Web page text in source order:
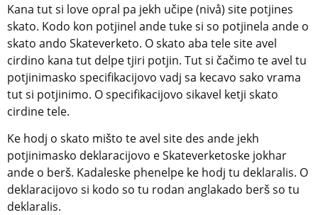
Kana tut si love opral pa jekh učipe (nivå) site potjines
skato. Kodo kon potjinel ande tuke si so potjinela ande o
skato ando Skateverketo. O skato aba tele site avel
cirdino kana tut delpe tjiri potjin. Tut si čačimo te avel tu
potjinimasko specifikacijovo vadj sa kecavo sako vrama
tut si potjinimo. O specifikacijovo sikavel ketji skato
cirdine tele.
Ke hodj o skato mišto te avel site des ande jekh
potjinimasko deklaracijovo e Skateverketoske jokhar
ande o berš. Kadaleske phenelpe ke hodj tu deklaralis. O
deklaracijovo si kodo so tu rodan anglakado berš so tu
deklaralis.